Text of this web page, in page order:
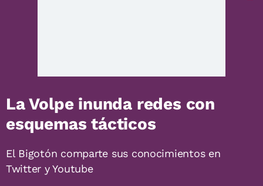
La Volpe inunda redes con
esquemas tácticos
El Bigotón comparte sus conocimientos en
Twitter y Youtube